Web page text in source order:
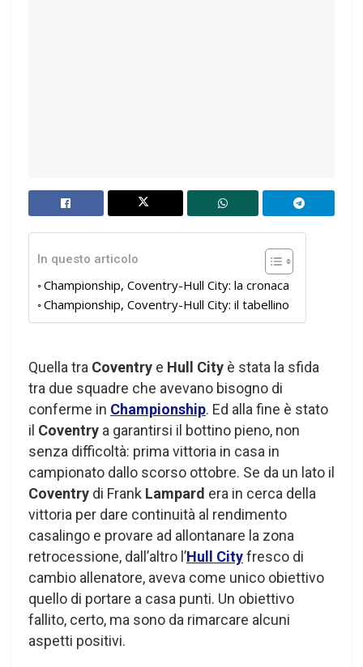
In questo articolo
Championship, Coventry-Hull City: la cronaca
Championship, Coventry-Hull City: il tabellino
Quella tra Coventry e Hull City è stata la sfida
tra due squadre che avevano bisogno di
conferme in Championship. Ed alla fine è stato
il Coventry a garantirsi il bottino pieno, non
senza difficoltà: prima vittoria in casa in
campionato dallo scorso ottobre. Se da un lato il
Coventry di Frank Lampard era in cerca della
vittoria per dare continuità al rendimento
casalingo e provare ad allontanare la zona
retrocessione, dall’altro l’Hull Cityfresco di
cambio allenatore, aveva come unico obiettivo
quello di portare a casa punti. Un obiettivo
fallito, certo, ma sono da rimarcare alcuni
aspetti positivi.